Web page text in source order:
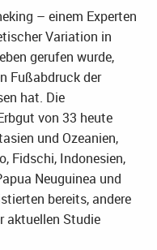
– einem Experten
Variation in
gerufen wurde,
Fußabdruck der
hat. Die
von 33 heute
und Ozeanien,
Fidschi, Indonesien,
Neuguinea und
bereits, andere
aktuellen Studie